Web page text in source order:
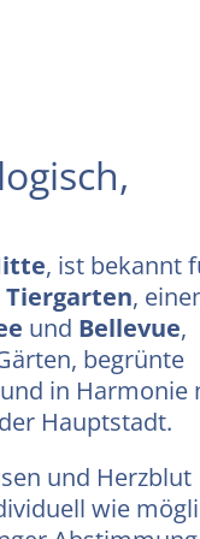
, ist bekannt
Tiergarten,
und Bellevue,
begrünte
in Harmonie
Hauptstadt.
und Herzblut
wie